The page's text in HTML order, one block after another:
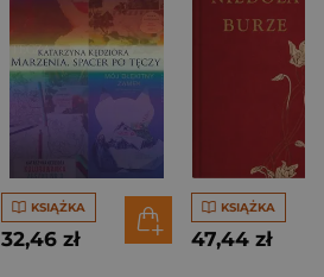
KSIĄŻKA
32,46 zł
KSIĄŻKA
47,44 zł